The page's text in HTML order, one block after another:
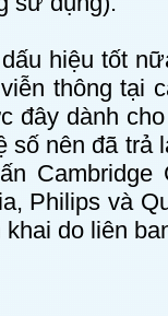
hiệu tốt
thông tại
đây dành
số nên đã trả
Cambridge
Philips và
khai do liên